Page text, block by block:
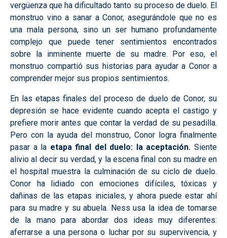
vergüenza que ha dificultado tanto su proceso de duelo. El
monstruo vino a sanar a Conor, asegurándole que no es
una mala persona, sino un ser humano profundamente
complejo que puede tener sentimientos encontrados
sobre la inminente muerte de su madre. Por eso, el
monstruo compartió sus historias para ayudar a Conor a
comprender mejor sus propios sentimientos.
En las etapas finales del proceso de duelo de Conor, su
depresión se hace evidente cuando acepta el castigo y
prefiere morir antes que contar la verdad de su pesadilla.
Pero con la ayuda del monstruo, Conor logra finalmente
pasar a la etapa final del duelo: la aceptación. Siente
alivio al decir su verdad, y la escena final con su madre en
el hospital muestra la culminación de su ciclo de duelo.
Conor ha lidiado con emociones difíciles, tóxicas y
dañinas de las etapas iniciales, y ahora puede estar ahí
para su madre y su abuela. Ness usa la idea de tomarse
de la mano para abordar dos ideas muy diferentes:
aferrarse a una persona o luchar por su supervivencia, y